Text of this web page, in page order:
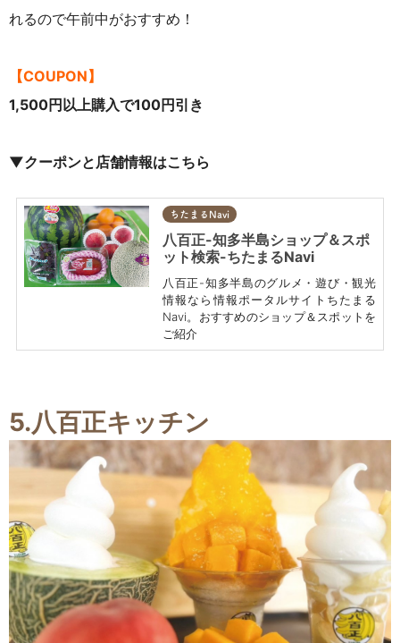
れるので午前中がおすすめ！
【COUPON】
1,500円以上購入で100円引き
▼クーポンと店舗情報はこちら
ちたまるNavi
八百正-知多半島ショップ＆スポ
ット検索-ちたまるNavi
八百正-知多半島のグルメ・遊び・観光
情報なら情報ポータルサイトちたまる
Navi。おすすめのショップ＆スポットを
ご紹介
5.八百正キッチン